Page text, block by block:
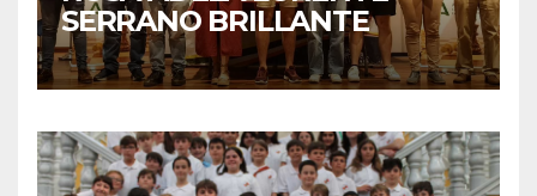
SERRANO BRILLANTE
CAMPEONA FEMENINA
ABSOLUTA DE ANDALUCÍA
GENERAL